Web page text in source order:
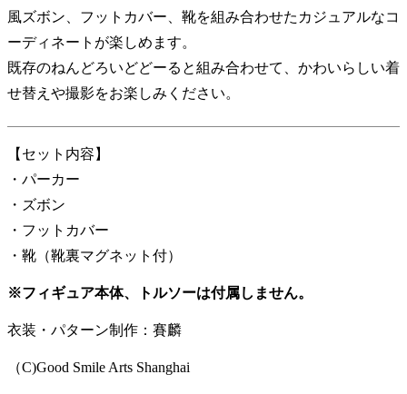
風ズボン、フットカバー、靴を組み合わせたカジュアルなコ
ーディネートが楽しめます。
既存のねんどろいどどーると組み合わせて、かわいらしい着
せ替えや撮影をお楽しみください。
【セット内容】
・パーカー
・ズボン
・フットカバー
・靴（靴裏マグネット付）
※フィギュア本体、トルソーは付属しません。
衣装・パターン制作：賽麟
（C)Good Smile Arts Shanghai